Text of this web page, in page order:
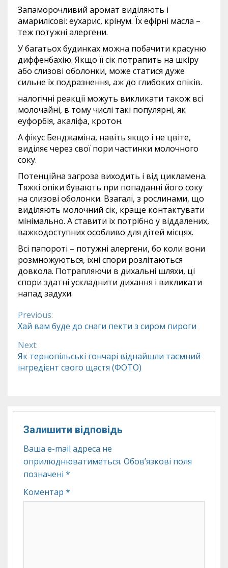
Запаморочливий аромат виділяють і
амарилісові: еухарис, крінум. Їх ефірні масла –
теж потужні алергени.
У багатьох будинках можна побачити красуню
диффенбахію. Якщо її сік потрапить на шкіру
або слизові оболонки, може статися дуже
сильне їх подразнення, аж до глибоких опіків.
налогічні реакції можуть викликати також всі
молочайні, в тому числі такі популярні, як
еуфорбія, акаліфа, кротон.
А фікус Бенджаміна, навіть якщо і не цвіте,
виділяє через свої пори частинки молочного
соку.
Потенційна загроза виходить і від цикламена.
Тяжкі опіки бувають при попаданні його соку
на слизові оболонки. Взагалі, з рослинами, що
виділяють молочний сік, краще контактувати
мінімально. А ставити їх потрібно у віддалених,
важкодоступних особливо для дітей місцях.
Всі папороті – потужні алергени, бо коли вони
розмножуються, їхні спори розлітаються
довкола. Потрапляючи в дихальні шляхи, ці
спори здатні ускладнити дихання і викликати
напад задухи.
Continue
Reading
Previous:
Хай вам буде до снаги пекти з сиром пироги
Next:
Як тернопільські гончарі віднайшли таємний
інгредієнт свого щастя (ФОТО)
Залишити відповідь
Ваша e-mail адреса не
оприлюднюватиметься. Обов’язкові поля
позначені *
Коментар *